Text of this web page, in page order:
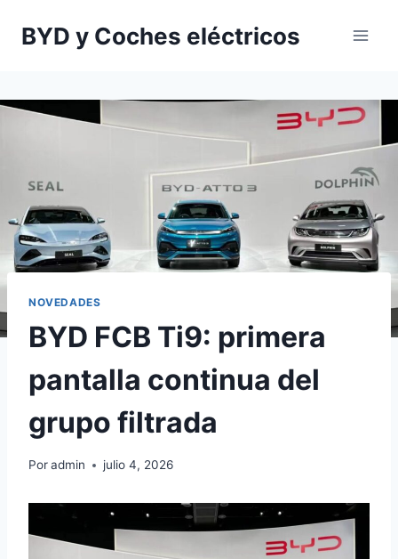
BYD y Coches eléctricos
NOVEDADES
BYD FCB Ti9: primera
pantalla continua del
grupo filtrada
Poradmin julio 4, 2026